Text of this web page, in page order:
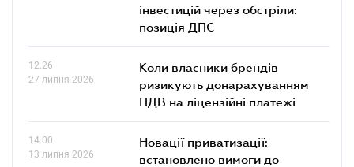
інвестицій через обстріли:
позиція ДПС
12.26
27 липня 2026
Коли власники брендів
ризикують донарахуванням
ПДВ на ліцензійні платежі
14.00
13 липня 2026
Новації приватизації:
встановлено вимоги до